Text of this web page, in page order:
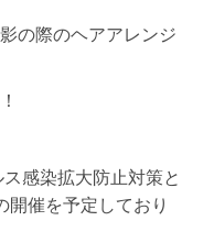
の際のヘアアレンジ
感染拡大防止対策と
開催を予定しており